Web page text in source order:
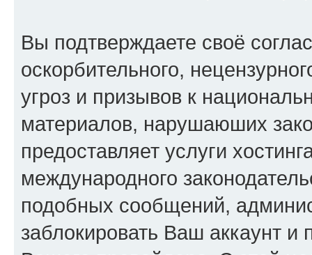
Вы подтверждаете своё
оскорбительного,
угроз и призывов к
материалов, нарушаюших
предоставляет услуги
международного
подобных сообщений,
заблокировать Ваш аккаунт и